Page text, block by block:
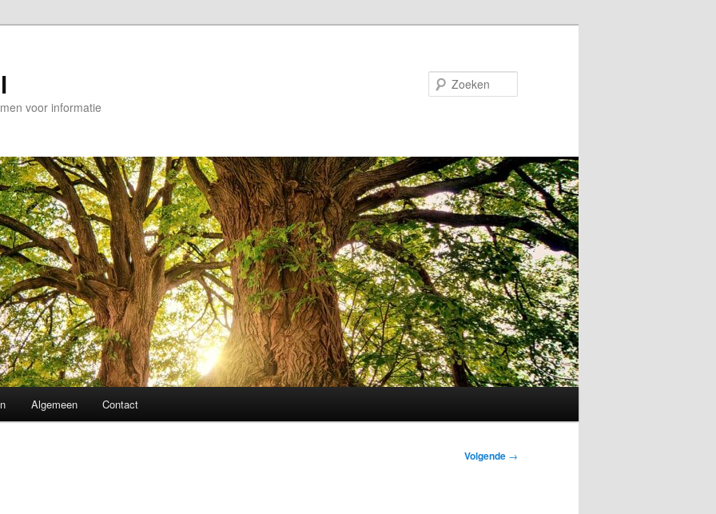
voor informatie
Algemeen Contact
Volgende →